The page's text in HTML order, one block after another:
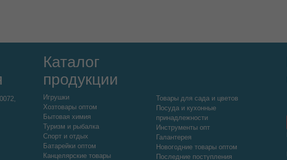
Каталог
продукции
Игрушки
Хозтовары оптом
Бытовая химия
Туризм и рыбалка
Спорт и отдых
Батарейки оптом
Канцелярские товары
Товары для сада и цветов
Посуда и кухонные
принадлежности
Инструменты опт
Галантерея
Новогодние товары оптом
Последние поступления